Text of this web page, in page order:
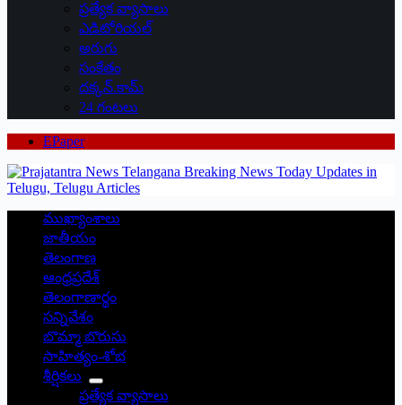
ప్రత్యేక వ్యాసాలు
ఎడిటోరియల్
అరుగు
సంకేతం
దక్కన్.కామ్
24 గంటలు
EPaper
ముఖ్యాంశాలు
జాతీయం
తెలంగాణ
ఆంధ్రప్రదేశ్
తెలంగాణార్థం
సన్నివేశం
బొమ్మా బొరుసు
సాహిత్యం-శోభ
శీర్షికలు
ప్రత్యేక వ్యాసాలు